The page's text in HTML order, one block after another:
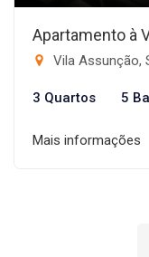
Apartamento à
Vila Assunção,
3 Quartos 5
Mais informações